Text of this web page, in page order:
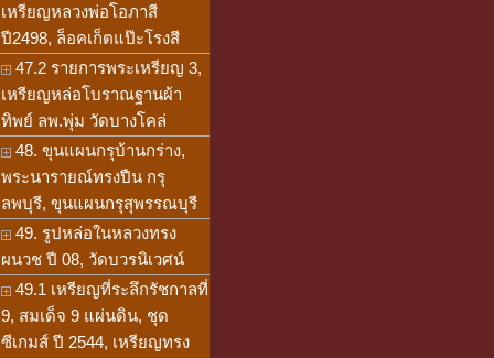
เหรียญหลวงพ่อโอภาสี
ปี2498, ล็อคเก็ตแป๊ะโรงสี
47.2 รายการพระเหรียญ 3,
เหรียญหล่อโบราณฐานผ้า
ทิพย์ ลพ.พุ่ม วัดบางโคล่
48. ขุนแผนกรุบ้านกร่าง,
พระนารายณ์ทรงปืน กรุ
ลพบุรี, ขุนแผนกรุสุพรรณบุรี
49. รูปหล่อในหลวงทรง
ผนวช ปี 08, วัดบวรนิเวศน์
49.1 เหรียญที่ระลึกรัชกาลที่
9, สมเด็จ 9 แผ่นดิน, ชุด
ซีเกมส์ ปี 2544, เหรียญทรง